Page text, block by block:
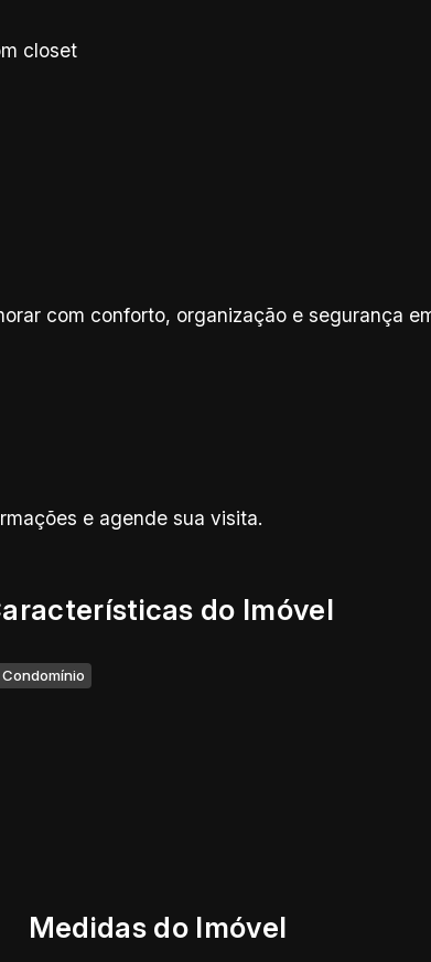
closet
com conforto, organização e segurança
e agende sua visita.
do Imóvel
Medidas do Imóvel